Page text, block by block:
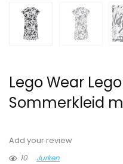
Lego Wear
Sommerkleid
Add your review
10
Jurken